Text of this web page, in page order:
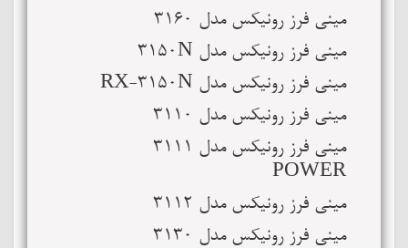
مینی فرز رونیکس مدل 3160
مینی فرز رونیکس مدل 3150N
مینی فرز رونیکس مدل RX-3150N
مینی فرز رونیکس مدل 3110
مینی فرز رونیکس مدل 3111
POWER
مینی فرز رونیکس مدل 3112
مینی فرز رونیکس مدل 3130